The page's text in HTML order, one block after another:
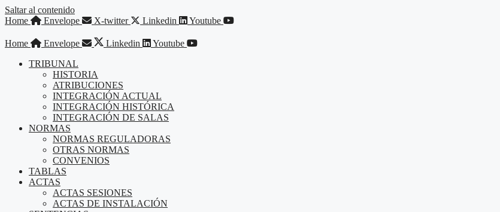
Saltar al contenido
Home
Envelope X-twitter Linkedin Youtube
Home Envelope Linkedin
Youtube
TRIBUNAL
HISTORIA
ATRIBUCIONES
INTEGRACIÓN ACTUAL
INTEGRACIÓN HISTÓRICA
INTEGRACIÓN DE SALAS
NORMAS
NORMAS REGULADORAS
OTRAS NORMAS
CONVENIOS
TABLAS
ACTAS
ACTAS SESIONES
ACTAS DE INSTALACIÓN